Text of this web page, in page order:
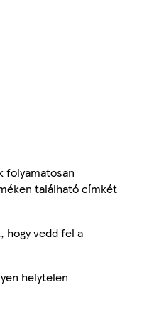
folyamatosan
található címkét
hogy vedd fel a
helytelen